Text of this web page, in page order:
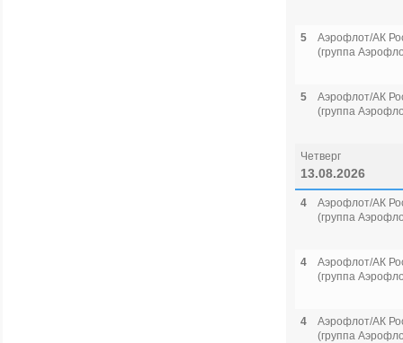
5
Аэрофлот/АК
(группа
5
Аэрофлот/АК
(группа
Четверг
13.08.2026
4
Аэрофлот/АК
(группа
4
Аэрофлот/АК
(группа
4
Аэрофлот/АК
(группа